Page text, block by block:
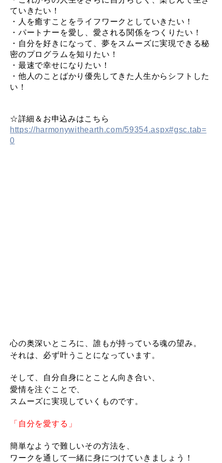
ていきたい！
・人を癒すことをライフワークとしていきたい！
・パートナーを愛し、愛される関係をつくりたい！
・自分を好きになって、夢をスムーズに実現できる秘
密のプログラムを知りたい！
・最速で幸せになりたい！
・他人のことばかり優先してきた人生からシフトした
い！
☆詳細＆お申込みはこちら
https://harmonywithearth.com/59354.aspx#gsc.tab=
0
心の奥深いところに、誰もが持っている魂の望み。
それは、必ず叶うことになっています。
そして、自分自身にとことん向き合い、
愛情を注ぐことで、
スムーズに実現していくものです。
「自分を愛する」
簡単なようで難しいその方法を、
ワークを通して一緒に身につけていきましょう！